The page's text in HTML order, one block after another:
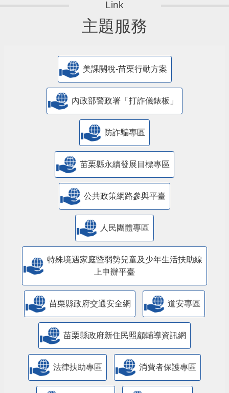
主題服務
美課關稅-苗栗行動方案
內政部警政署「打詐儀錶板」
防詐騙專區
苗栗縣永續發展目標專區
公共政策網路參與平臺
人民團體專區
特殊境遇家庭暨弱勢兒童及少年生活扶助線
上申辦平臺
苗栗縣政府交通安全網 道安專區
苗栗縣政府新住民照顧輔導資訊網
法律扶助專區 消費者保護專區